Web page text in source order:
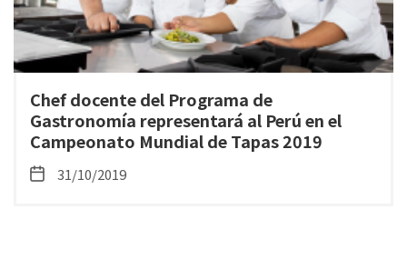
Chef docente del Programa de
Gastronomía representará al Perú en el
Campeonato Mundial de Tapas 2019
31/10/2019